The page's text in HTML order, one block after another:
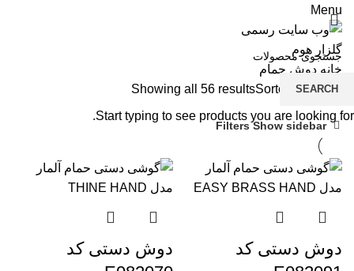
Menu
خانه دوش حمام
Showing all 56 resultsSorted by latest
Show sidebar
Filters
دوش دستی کد
دوش دستی کد
SEARCH
Start typing to see products you are looking for.